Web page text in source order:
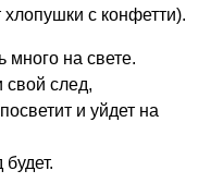
с конфетти).
на свете.
свой след,
и уйдет на